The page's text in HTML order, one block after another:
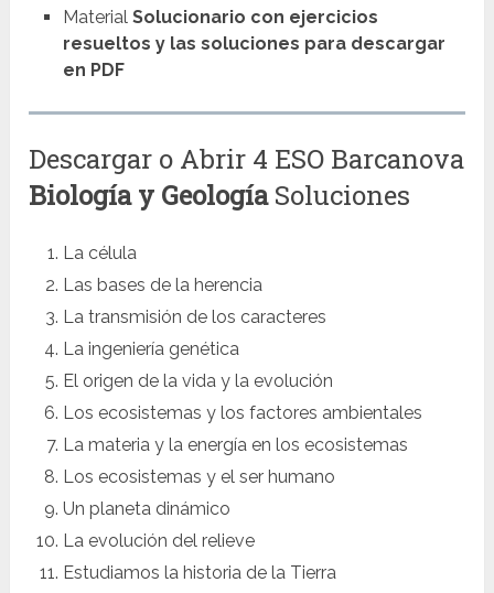
Material Solucionario con ejercicios
resueltos y las soluciones para descargar
en PDF
Descargar o Abrir 4 ESO Barcanova
Biología y GeologíaSoluciones
La célula
Las bases de la herencia
La transmisión de los caracteres
La ingeniería genética
El origen de la vida y la evolución
Los ecosistemas y los factores ambientales
La materia y la energía en los ecosistemas
Los ecosistemas y el ser humano
Un planeta dinámico
La evolución del relieve
Estudiamos la historia de la Tierra